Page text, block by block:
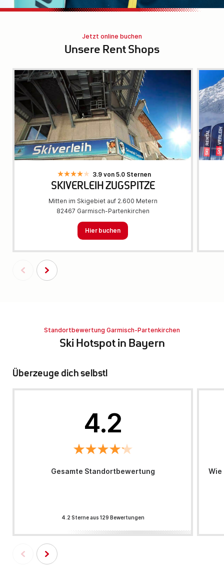
Jetzt online buchen
Unsere Rent Shops
3.9 von 5.0 Sternen
SKIVERLEIH ZUGSPITZE
Mitten im Skigebiet auf 2.600 Metern
82467 Garmisch-Partenkirchen
Hier buchen
Standortbewertung Garmisch-Partenkirchen
Ski Hotspot in Bayern
Überzeuge dich selbst!
4.2
Gesamte Standortbewertung
4.2 Sterne aus 129 Bewertungen
Wie